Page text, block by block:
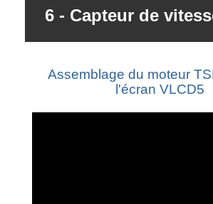
6 - Capteur de
Assemblage du moteur
l'écran VLCD5